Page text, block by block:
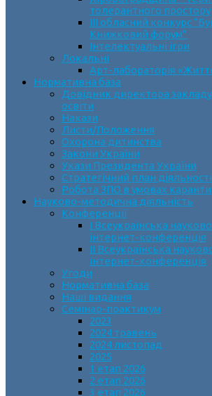
толерантного простору
ІII обласний конкурс
Книжковий форум”
Інтелектуальні ігри
Локальні
Арт-лабораторія
Нормативна база
Довідник директора
освіти
Накази
Листи/Положення
Охорона дитинства
Закони України
Укази Президента України
Стратегічний план
Робота ЗПО в умовах
Науково-методична діяльність
Конференції
І Всеукраїнська
інтернет-конференція
ІІ Всеукраїнська
інтернет-конференція
Угоди
Нормативна база
Наші видання
Семінар-практикум
2023
2024 травень
2024 листопад
2025
1 етап 2026
2 етап 2026
3 етап 2026